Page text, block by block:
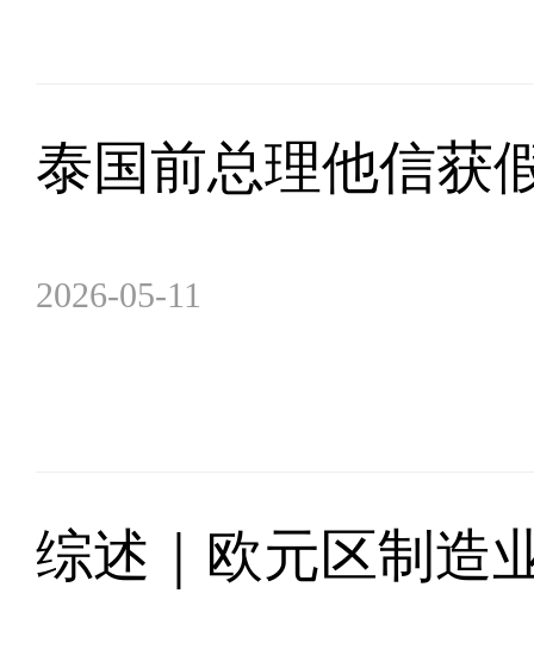
泰国前总理他信获
2026-05-11
综述｜欧元区制造